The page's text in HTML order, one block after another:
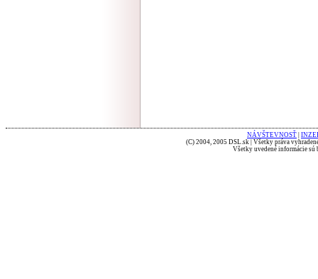
NÁVŠTEVNOSŤ
(C) 2004, 2005 DSL.sk | Všetky práva
Všetky uvedené informácie sú